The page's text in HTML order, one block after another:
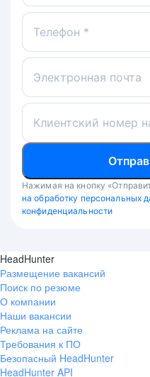
Телефон *
Электронная почта
Клиентский номер
Нажимая на кнопку
на обработку персональных
конфиденциальности
HeadHunter
Размещение вакансий
Поиск по резюме
О компании
Наши вакансии
Реклама на сайте
Требования к ПО
Безопасный HeadHunter
HeadHunter API